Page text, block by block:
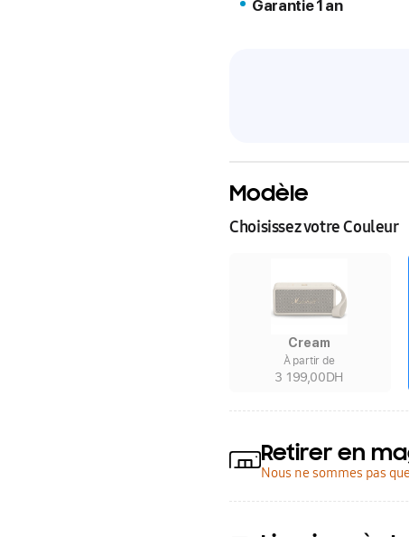
Garantie 1 an
Modèle
Choisissez votre Couleur
Cream
À partir de
3 199,00DH
Retirer en
Nous ne sommes pas